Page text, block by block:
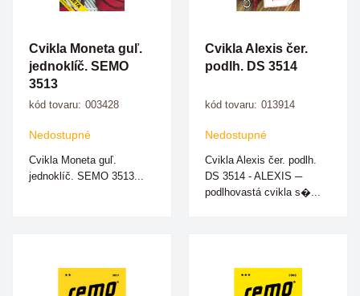
Cvikla Moneta guľ.
jednoklíč. SEMO
3513
kód tovaru: 003428
Nedostupné
Cvikla Moneta guľ.
jednoklíč. SEMO 3513...
Cvikla Alexis čer.
podlh. DS 3514
kód tovaru: 013914
Nedostupné
Cvikla Alexis čer. podlh.
DS 3514 - ALEXIS ─
podlhovastá cvikla s�...